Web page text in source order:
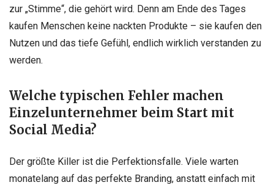
zur „Stimme“, die gehört wird. Denn am Ende des Tages
kaufen Menschen keine nackten Produkte – sie kaufen den
Nutzen und das tiefe Gefühl, endlich wirklich verstanden zu
werden.
Welche typischen Fehler machen
Einzelunternehmer beim Start mit
Social Media?
Der größte Killer ist die Perfektionsfalle. Viele warten
monatelang auf das perfekte Branding, anstatt einfach mit